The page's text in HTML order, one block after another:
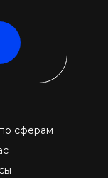
сферам